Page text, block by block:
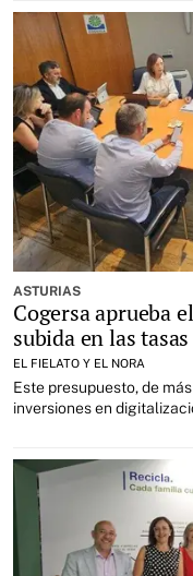
ASTURIAS
Cogersa aprueba
subida en las
EL FIELATO Y EL NORA
Este presupuesto, de
inversiones en